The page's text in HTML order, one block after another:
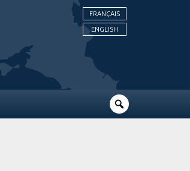
FRANÇAIS
ENGLISH